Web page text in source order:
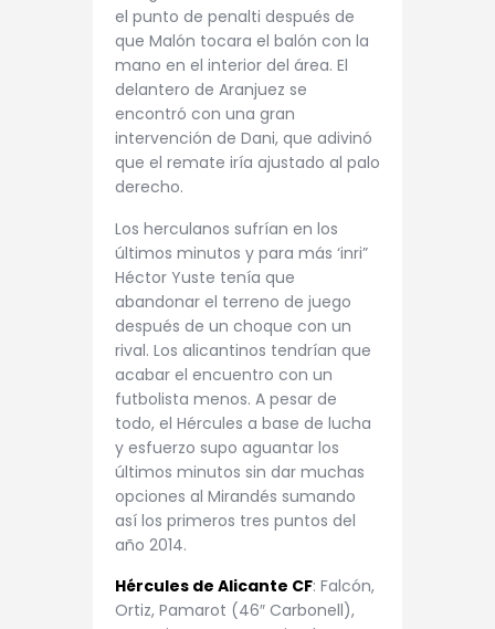
el punto de penalti después de
que Malón tocara el balón con la
mano en el interior del área. El
delantero de Aranjuez se
encontró con una gran
intervención de Dani, que adivinó
que el remate iría ajustado al palo
derecho.
Los herculanos sufrían en los
últimos minutos y para más ‘inri”
Héctor Yuste tenía que
abandonar el terreno de juego
después de un choque con un
rival. Los alicantinos tendrían que
acabar el encuentro con un
futbolista menos. A pesar de
todo, el Hércules a base de lucha
y esfuerzo supo aguantar los
últimos minutos sin dar muchas
opciones al Mirandés sumando
así los primeros tres puntos del
año 2014.
Hércules de Alicante CF: Falcón,
Ortiz, Pamarot (46″ Carbonell),